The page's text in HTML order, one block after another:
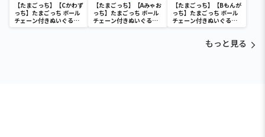
【たまごっち】【Cかわず
っち】たまごっち ボール
チェーン付きぬいぐるみ
～Tamagotchi
【たまごっち】【Aみゃお
っち】たまごっち ボール
チェーン付きぬいぐるみ
～Tamagotchi
【たまごっち】【Bもんが
っち】たまごっち ボール
チェーン付きぬいぐるみ
～Tamagotchi
もっと見る